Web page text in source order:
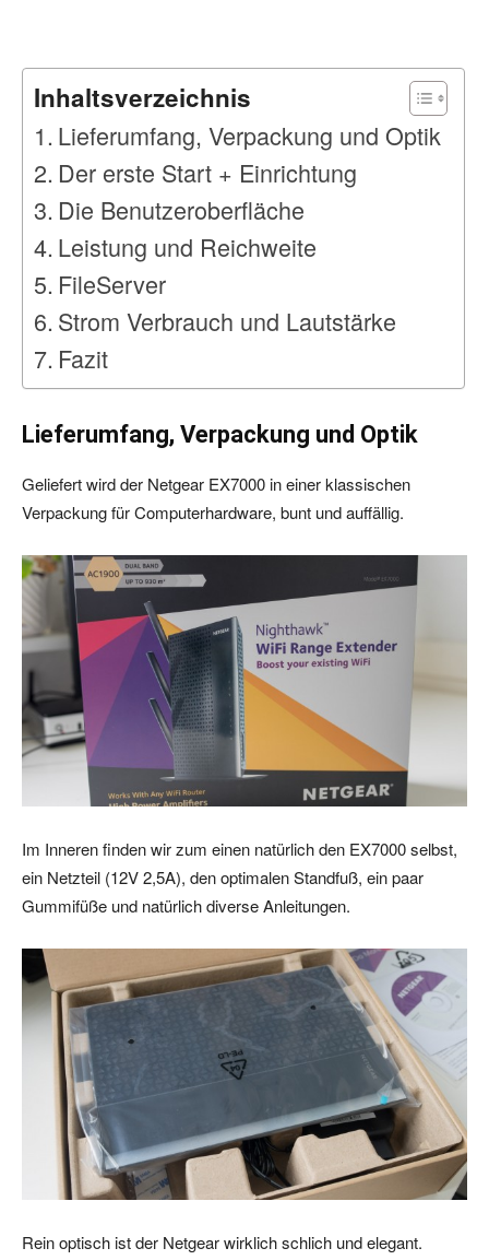
Inhaltsverzeichnis
Lieferumfang, Verpackung und Optik
Der erste Start + Einrichtung
Die Benutzeroberfläche
Leistung und Reichweite
FileServer
Strom Verbrauch und Lautstärke
Fazit
Lieferumfang, Verpackung und Optik
Geliefert wird der Netgear EX7000 in einer klassischen
Verpackung für Computerhardware, bunt und auffällig.
Im Inneren finden wir zum einen natürlich den EX7000 selbst,
ein Netzteil (12V 2,5A), den optimalen Standfuß, ein paar
Gummifüße und natürlich diverse Anleitungen.
Rein optisch ist der Netgear wirklich schlich und elegant.